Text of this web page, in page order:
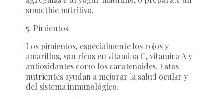
smoothie nutritivo.
5. Pimientos
Los pimientos, especialmente los rojos y
amarillos, son ricos en vitamina C, vitamina A y
antioxidantes como los carotenoides. Estos
nutrientes ayudan a mejorar la salud ocular y
del sistema inmunológico.